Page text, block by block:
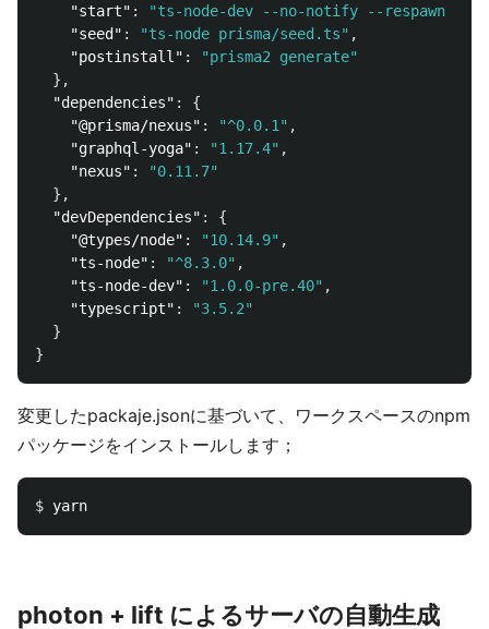
"start" :
"ts-node-dev --no-notify --respawn --
"seed" : "ts-node prisma/seed.ts" ,
"postinstall" :
"prisma2 generate"
},
"dependencies" :
{
"@prisma/nexus" : "^0.0.1" ,
"graphql-yoga" : "1.17.4" ,
"nexus" :
"0.11.7"
},
"devDependencies" :
{
"@types/node" : "10.14.9" ,
"ts-node" : "^8.3.0" ,
"ts-node-dev" : "1.0.0-pre.40" ,
"typescript" :
"3.5.2"
}
}
変更したpackaje.jsonに基づいて、ワークスペースのnpm
パッケージをインストールします；
$
photon + lift によるサーバの自動生成